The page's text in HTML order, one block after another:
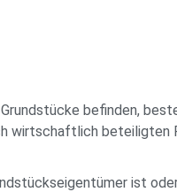
befinden,
wirtschaftlich beteiligten
ist